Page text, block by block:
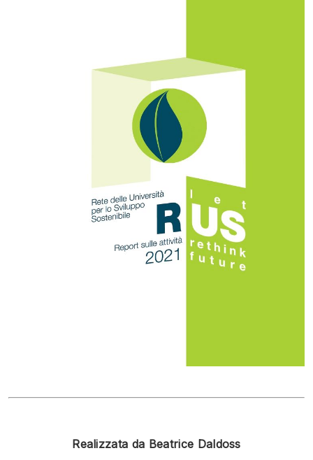
Realizzata da Beatrice Daldoss